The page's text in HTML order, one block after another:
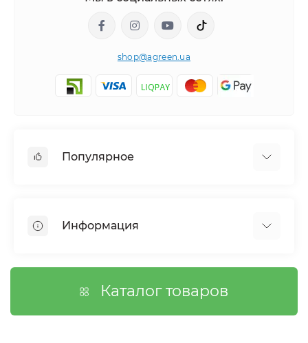
shop@agreen.ua
Популярное
Сетка шпалерная
Сетка затеняющая
Информация
Каталог товаров